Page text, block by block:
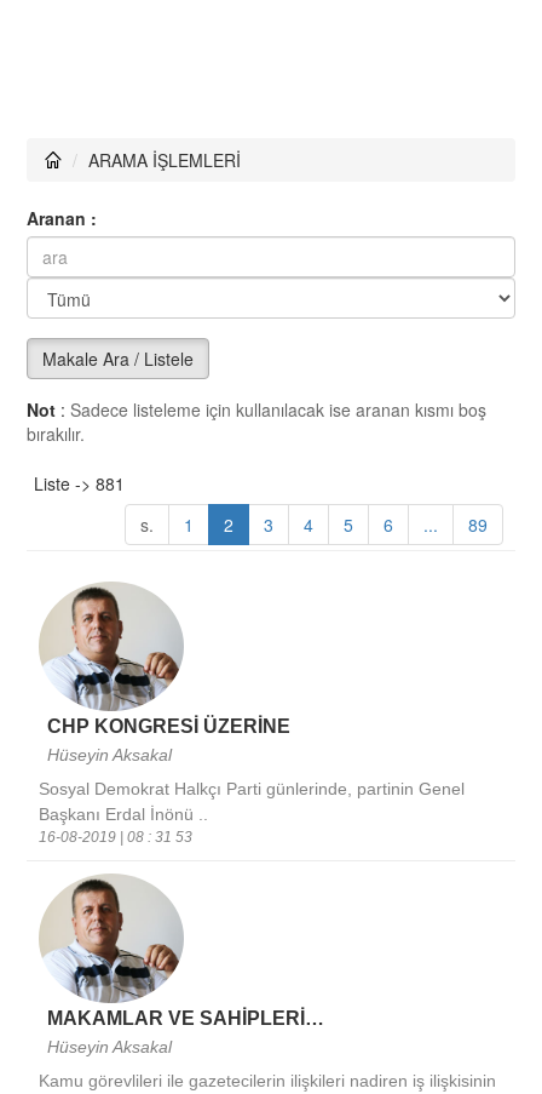
ARAMA İŞLEMLERİ
Aranan :
Makale Ara / Listele
Not : Sadece listeleme için kullanılacak ise aranan kısmı boş
bırakılır.
Liste -> 881
s.
1 2 3 4 5 6 ... 89
CHP KONGRESİ ÜZERİNE
Hüseyin Aksakal
Sosyal Demokrat Halkçı Parti günlerinde, partinin Genel
Başkanı Erdal İnönü ..
16-08-2019 | 08 : 31 53
MAKAMLAR VE SAHİPLERİ…
Hüseyin Aksakal
Kamu görevlileri ile gazetecilerin ilişkileri nadiren iş ilişkisinin